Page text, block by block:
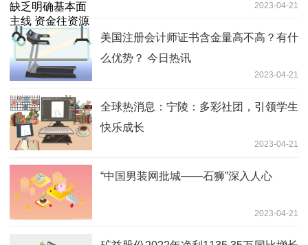
2023-04-21
美国注册会计师证书含金量高不高？有什
么优势？ 今日热讯
2023-04-21
全球热消息：宁陵：多彩社团，引领学生
快乐成长
2023-04-21
“中国男装网批城——石狮”深入人心
2023-04-21